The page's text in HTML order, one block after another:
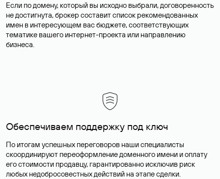
Если по домену, который вы исходно выбрали, договоренность
не достигнута, брокер составит список рекомендованных
имен в интересующем вас бюджете, соответствующих
тематике вашего интернет-проекта или направлению
бизнеса.
Обеспечиваем поддержку под ключ
По итогам успешных переговоров наши специалисты
скоординируют переоформление доменного имени и оплату
его стоимости продавцу, гарантированно исключив риск
любых недобросовестных действий на этапе сделки.